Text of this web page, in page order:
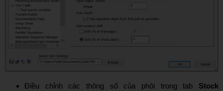
Điều chỉnh các thông số của phôi trong tab Stock